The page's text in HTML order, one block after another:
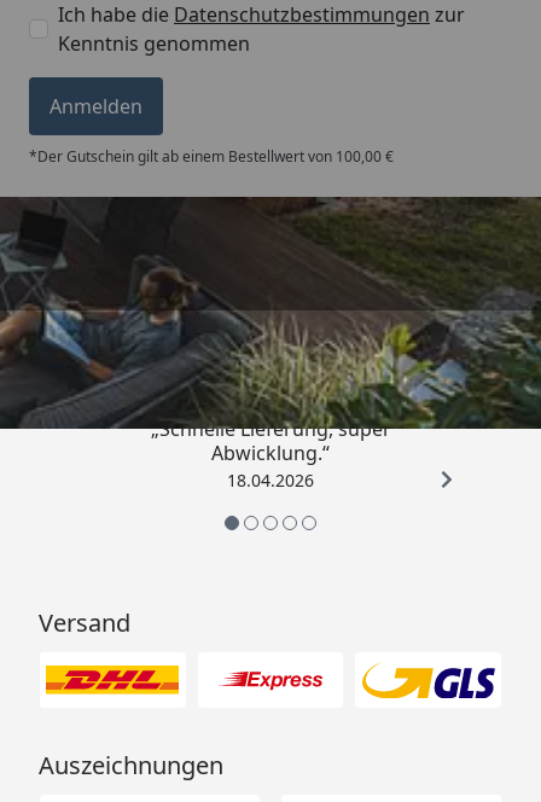
Ich habe die Datenschutzbestimmungen zur
Kenntnis genommen
Anmelden
*Der Gutschein gilt ab einem Bestellwert von 100,00 €
Trusted Shops
5,00/ 5
„Schnelle Lieferung, super
Abwicklung.“
18.04.2026
Versand
Auszeichnungen